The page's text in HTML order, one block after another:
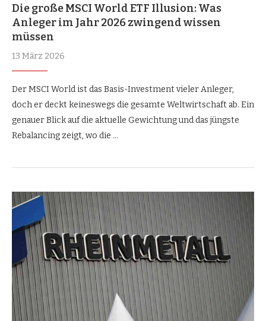
Die große MSCI World ETF Illusion: Was
Anleger im Jahr 2026 zwingend wissen
müssen
13 März 2026
Der MSCI World ist das Basis-Investment vieler Anleger,
doch er deckt keineswegs die gesamte Weltwirtschaft ab. Ein
genauer Blick auf die aktuelle Gewichtung und das jüngste
Rebalancing zeigt, wo die …